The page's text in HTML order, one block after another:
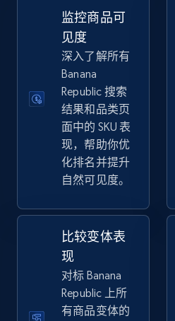
Seller reviews,
more.
eBay - Gather data on
specified keywords
URL, Product id, Title, Seller
Seller reviews,
more.
2.5K+ 359+
eBay - Collect products
监控商品可
见度
深入了解所有
Banana
Republic 搜索
结果和品类页
面中的 SKU 表
现，帮助你优
化排名并提升
自然可见度。
比较变体表
现
对标 Banana
Republic 上所
有商品变体的